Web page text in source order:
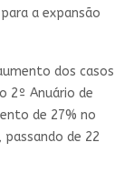
a expansão
dos casos
2º Anuário de
de 27% no
de 22